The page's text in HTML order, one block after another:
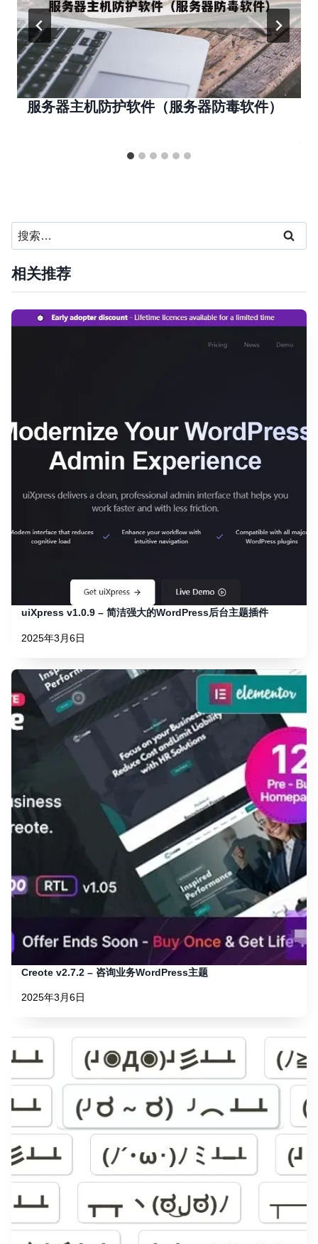
服务器主机防护软件（服务器防毒软件）
搜
索：
相关推荐
uiXpress v1.0.9 – 简洁强大的WordPress后台主题插件
2025年3月6日
Creote v2.7.2 – 咨询业务WordPress主题
2025年3月6日